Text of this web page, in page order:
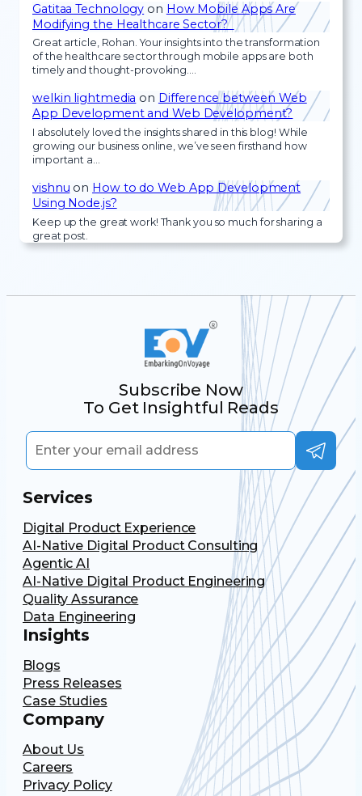
Gatitaa Technology on How Mobile Apps Are
Modifying the Healthcare Sector?
Great article, Rohan. Your insights into the transformation
of the healthcare sector through mobile apps are both
timely and thought-provoking.…
welkin lightmedia on Difference between Web
App Development and Web Development?
I absolutely loved the insights shared in this blog! While
growing our business online, we’ve seen firsthand how
important a…
vishnu on How to do Web App Development
Using Node.js?
Keep up the great work! Thank you so much for sharing a
great post.
Subscribe Now
To Get Insightful Reads
Services
Digital Product Experience
AI-Native Digital Product Consulting
Agentic AI
AI-Native Digital Product Engineering
Quality Assurance
Data Engineering
Insights
Blogs
Press Releases
Case Studies
Company
About Us
Careers
Privacy Policy